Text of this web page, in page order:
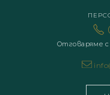
Отговаряме с